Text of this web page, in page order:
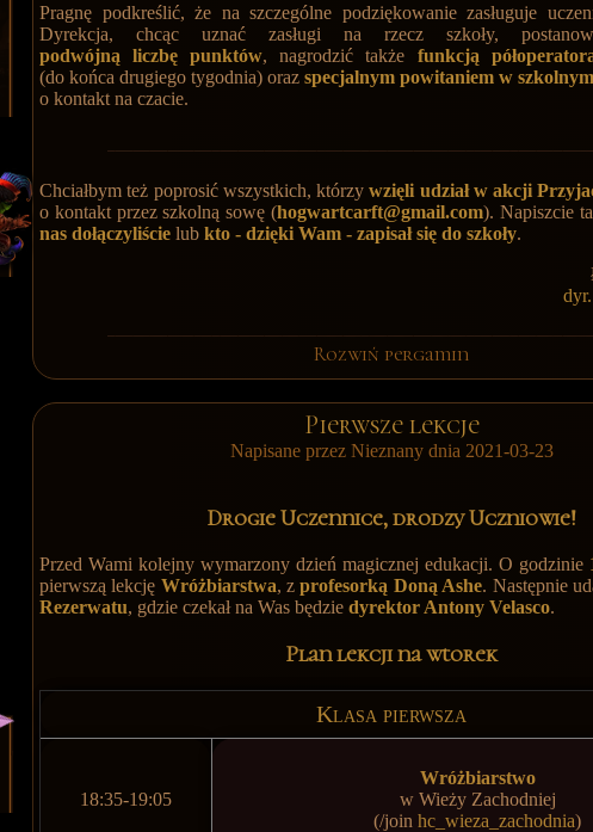
Pragnę podkreślić, że na szczególne podziękowanie zasługuje
Dyrekcja, chcąc uznać zasługi na rzecz szkoły,
podwójną
liczbę punktów, nagrodzić także funkcją
(do końca drugiego tygodnia) oraz specjalnym powitaniem w
o kontakt na czacie.
Chciałbym też poprosić wszystkich, którzy wzięli udział w akcji
o kontakt przez szkolną sowę (hogwartcarft@gmail.com). Napiszcie
nas dołączyliście lub kto - dzięki Wam - zapisał się do szkoły.
dyr.
Rozwiń pergamin
Pierwsze lekcje
Napisane przez Nieznany dnia 2021-03-23
Drogie Uczennice, drodzy Uczniowie!
Przed Wami kolejny wymarzony dzień magicznej edukacji. O godzinie
pierwszą lekcję Wróżbiarstwa, z profesorką Doną Ashe. Następnie
Rezerwatu, gdzie czekał na Was będzie dyrektor Antony Velasco.
Plan lekcji na wtorek
Klasa pierwsza
18:35-19:05
Wróżbiarstwo
w Wieży Zachodniej
(/join hc_wieza_zachodnia)